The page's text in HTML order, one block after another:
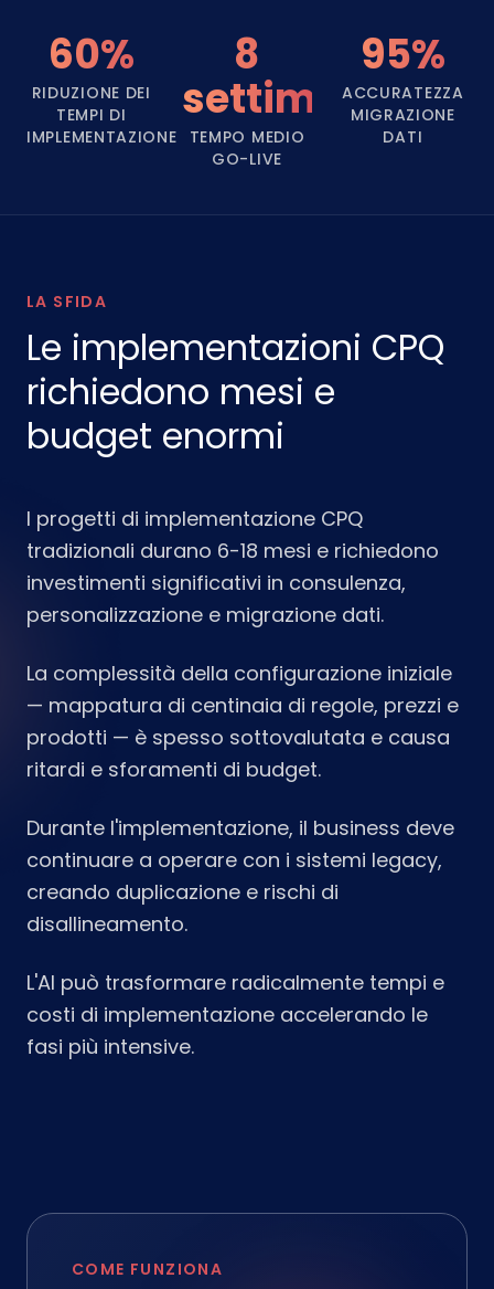
60%
RIDUZIONE DEI
TEMPI DI
IMPLEMENTAZIONE
8
settimane
TEMPO MEDIO
GO-LIVE
95%
ACCURATEZZA
MIGRAZIONE
DATI
LA SFIDA
Le implementazioni CPQ
richiedono mesi e
budget enormi
I progetti di implementazione CPQ
tradizionali durano 6-18 mesi e richiedono
investimenti significativi in consulenza,
personalizzazione e migrazione dati.
La complessità della configurazione iniziale
— mappatura di centinaia di regole, prezzi e
prodotti — è spesso sottovalutata e causa
ritardi e sforamenti di budget.
Durante l'implementazione, il business deve
continuare a operare con i sistemi legacy,
creando duplicazione e rischi di
disallineamento.
L'AI può trasformare radicalmente tempi e
costi di implementazione accelerando le
fasi più intensive.
COME FUNZIONA